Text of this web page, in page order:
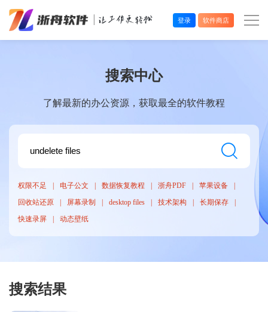
在线应用
登录 软件商店
搜索中心
了解最新的办公资源，获取最全的软件教程
权限不足 电子公文 数据恢复教程 浙舟PDF
苹果设备
回收站还原
屏幕录制 desktop files 技术架构
长期保存
快速录屏
动态壁纸
搜索结果